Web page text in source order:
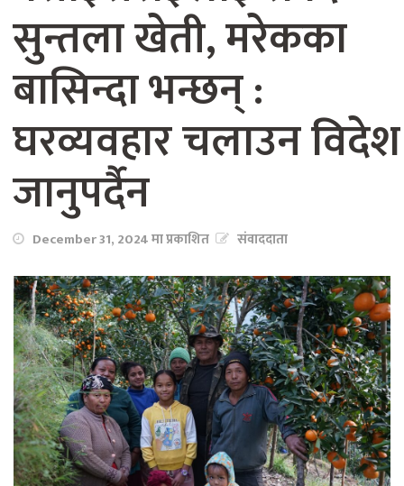
सुन्तला खेती, मरेकका
बासिन्दा भन्छन् :
घरव्यवहार चलाउन विदेश
जानुपर्दैन
December 31, 2024 मा प्रकाशित संवाददाता